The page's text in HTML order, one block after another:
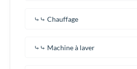
⤷⤷ Chauffage
⤷⤷ Machine à laver